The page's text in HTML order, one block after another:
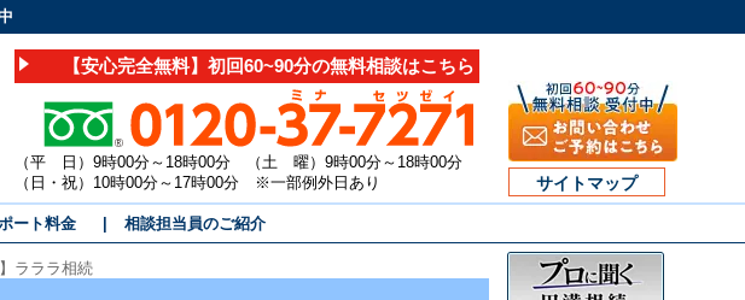
【安心完全無料】初回60~90分の無料相談はこちら
（平 日）9時00分～18時00分 （土 曜）9時00分～18時00分
（日・祝）10時00分～17時00分 ※一部例外日あり
サイトマップ
ート料金 相談担当員のご紹介
ラララ相続